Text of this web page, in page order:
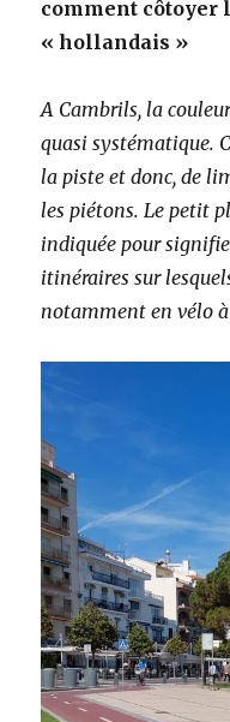
comment côtoyer
« hollandais »
A Cambrils, la
quasi systématique.
la piste et donc, de
les piétons. Le petit
indiquée pour
itinéraires sur
notamment en vélo